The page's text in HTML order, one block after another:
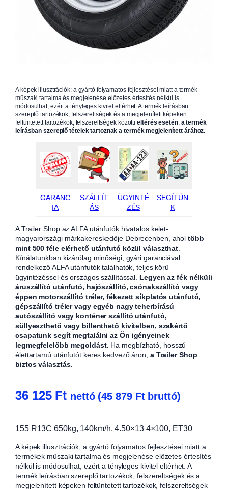
A képek illusztrációk; a gyártó folyamatos fejlesztései miatt a termék
műszaki tartalma és megjelenése előzetes értesítés nélkül is
módosulhat, ezért a tényleges kivitel eltérhet. A termék leírásban
szereplő tartozékok, felszereltségek és a megjelenített képeken
feltüntetett tartozékok, felszereltségek közöttieltérés esetén, a termék
leírásban szereplő tételek tartoznak a termék megjelenített árához.
GARANC
IA
SZÁLLÍT
ÁS
ÜGYINTÉ
ZÉS
SEGÍTÜN
K
A Trailer Shop az ALFA utánfutók hivatalos kelet-
magyarországi márkakereskedője Debrecenben, aholtöbb
mint 500 féle elérhető utánfutó közül választhat.
Kínálatunkban kizárólag minőségi, gyári garanciával
rendelkező ALFA utánfutók találhatók, teljes körű
ügyintézéssel és országos szállítással. Legyen az fék nélküli
áruszállító utánfutó, hajószállító, csónakszállító vagy
éppen motorszállító tréler, fékezett síkplatós utánfutó,
gépszállító tréler vagy egyéb nagy teherbírású
autószállító vagy konténer szállító utánfutó,
süllyeszthető vagy billenthető kivitelben, szakértő
csapatunk segít megtalálni az Ön igényeinek
legmegfelelőbb megoldást. Ha megbízható, hosszú
élettartamú utánfutót keres kedvező áron, a Trailer Shop
biztos választás.
36 125 Ft nettó (45 879 Ftbruttó)
155 R13C 650kg, 140km/h, 4.50×13 4×100, ET30
A képek illusztrációk; a gyártó folyamatos fejlesztései miatt a
termékek műszaki tartalma és megjelenése előzetes értesítés
nélkül is módosulhat, ezért a tényleges kivitel eltérhet. A
termék leírásban szereplő tartozékok, felszereltségek és a
megjelenített képeken feltüntetett tartozékok, felszereltségek